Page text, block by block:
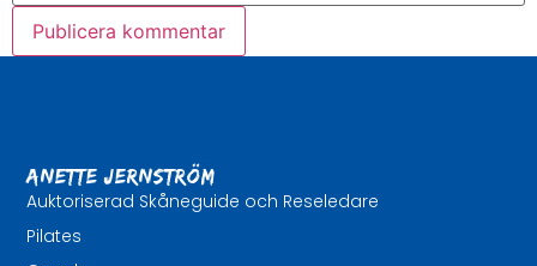
Anette Jernström
Auktoriserad Skåneguide och Reseledare
Pilates